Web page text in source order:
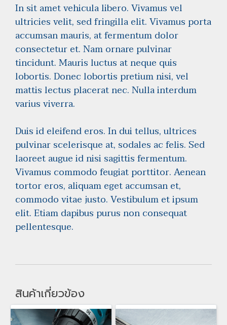
In sit amet vehicula libero. Vivamus vel
ultricies velit, sed fringilla elit. Vivamus porta
accumsan mauris, at fermentum dolor
consectetur et. Nam ornare pulvinar
tincidunt. Mauris luctus at neque quis
lobortis. Donec lobortis pretium nisi, vel
mattis lectus placerat nec. Nulla interdum
varius viverra.
Duis id eleifend eros. In dui tellus, ultrices
pulvinar scelerisque at, sodales ac felis. Sed
laoreet augue id nisi sagittis fermentum.
Vivamus commodo feugiat porttitor. Aenean
tortor eros, aliquam eget accumsan et,
commodo vitae justo. Vestibulum et ipsum
elit. Etiam dapibus purus non consequat
pellentesque.
สินค้าเกี่ยวข้อง